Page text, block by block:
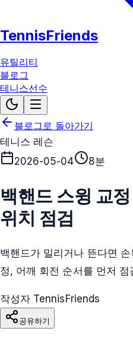
TennisFriends
유틸리티
블로그
테니스선수
블로그로 돌아가기
테니스 레슨
2026-05-04
8분
백핸드 스윙 교
위치 점검
백핸드가 밀리거나 뜬다면
정, 어깨 회전 순서를 먼저 점
작성자 TennisFriends
공유하기